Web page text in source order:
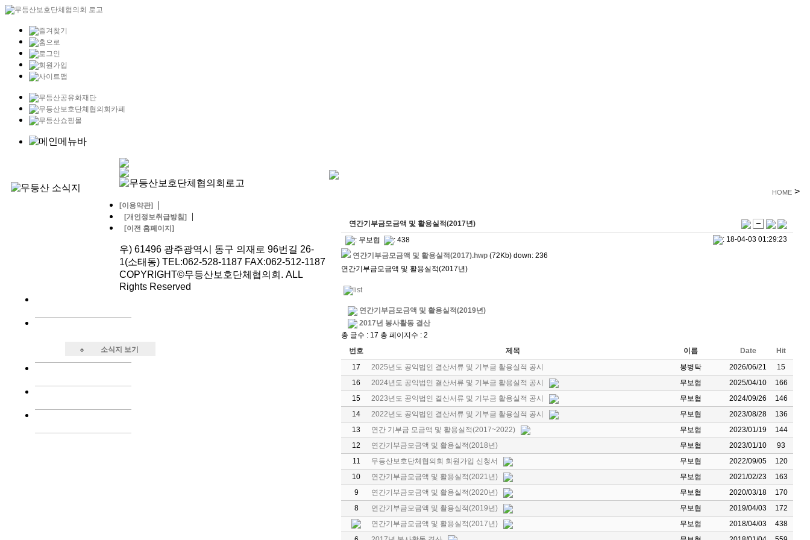
소식지 보기
HOME >
연간기부금모금액 및 활용실적(2017년)
: 무보협 : 438
: 18-04-03 01:29:23
연간기부금모금액 및 활용실적(2017).hwp (72Kb) down: 236
연간기부금모금액 및 활용실적(2017년)
연간기부금모금액 및 활용실적(2019년)
2017년 봉사활동 결산
총 글수 : 17 총 페이지수 : 2
번호
제목 이름 Date
Hit
17
2025년도 공익법인 결산서류 및 기부금 활용실적 공시 봉병탁 2026/06/21
15
16
2024년도 공익법인 결산서류 및 기부금 활용실적 공시 무보협 2025/04/10
166
15
2023년도 공익법인 결산서류 및 기부금 활용실적 공시 무보협 2024/09/26
146
14
2022년도 공익법인 결산서류 및 기부금 활용실적 공시 무보협 2023/08/28
136
13
연간 기부금 모금액 및 활용실적(2017~2022) 무보협 2023/01/19
144
12
연간기부금모금액 및 활용실적(2018년) 무보협 2023/01/10
93
11
무등산보호단체협의회 회원가입 신청서 무보협 2022/09/05
120
10
연간기부금모금액 및 활용실적(2021년) 무보협 2021/02/23
163
9
연간기부금모금액 및 활용실적(2020년) 무보협 2020/03/18
170
8
연간기부금모금액 및 활용실적(2019년) 무보협 2019/04/03
172
연간기부금모금액 및 활용실적(2017년)
무보협 2018/04/03
438
[이용약관] |
[개인정보취급방침] |
[이전 홈페이지]
우) 61496 광주광역시 동구 의재로 96번길 26-
1(소태동) TEL:062-528-1187 FAX:062-512-1187
COPYRIGHT©무등산보호단체협의회. ALL
Rights Reserved